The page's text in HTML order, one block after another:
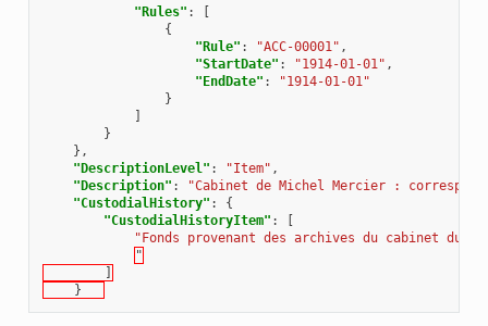
"Rules" :
{
"Rule" : "ACC-00001" ,
"StartDate" : "1914-01-01" ,
"EndDate" :
"1914-01-01"
}
}
},
"DescriptionLevel" : "Item" ,
"Description" :
"Cabinet de Michel Mercier :
"CustodialHistory" :
{
"CustodialHistoryItem" :
"Fonds provenant des archives du cabinet du
"